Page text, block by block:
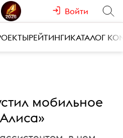
Войти
РЕЙТИНГИКАТАЛОГ
мобильное